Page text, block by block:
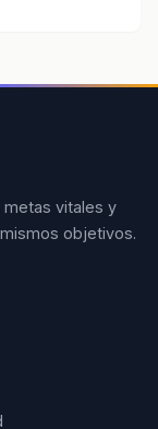
metas vitales y
objetivos.